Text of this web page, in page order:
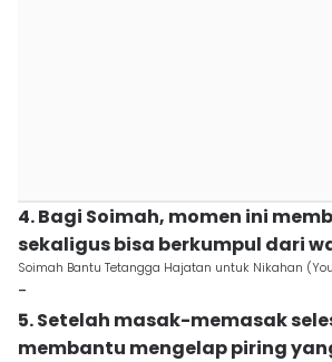
4. Bagi Soimah, momen ini
sekaligus bisa berkumpul dari
Soimah Bantu Tetangga Hajatan untuk Nikahan
-
5. Setelah masak-memasak
membantu mengelap piring